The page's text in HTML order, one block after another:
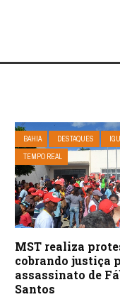
BAHIA DESTAQUES
TEMPO REAL
MST realiza
cobrando justiça
assassinato de
Santos